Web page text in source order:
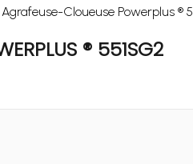
Cloueuse Powerplus ®
® 551SG2